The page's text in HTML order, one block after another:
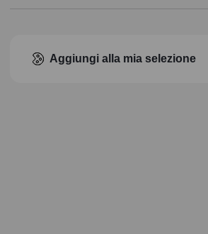
Aggiungi alla mia selezione